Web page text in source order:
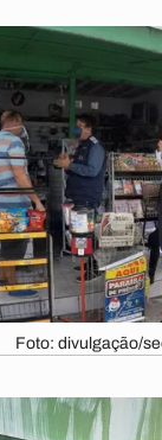
Foto: divulgação/